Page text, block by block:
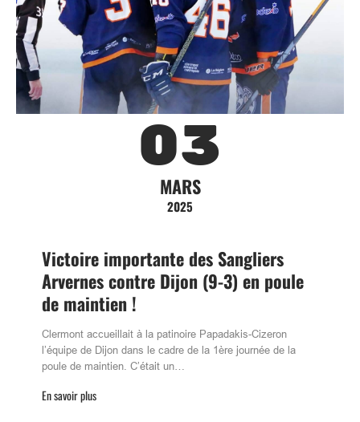
03
MARS
2025
Victoire importante des Sangliers
Arvernes contre Dijon (9-3) en poule
de maintien !
Clermont accueillait à la patinoire Papadakis-Cizeron
l’équipe de Dijon dans le cadre de la 1ère journée de la
poule de maintien. C’était un…
En savoir plus